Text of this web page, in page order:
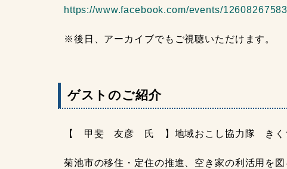
https://www.facebook.com/events/
※後日、アーカイブでもご視聴いただけます。
ゲストのご紹介
【 甲斐 友彦 氏 】地域おこし協力隊 きく
菊池市の移住・定住の推進、空き家の利活用を